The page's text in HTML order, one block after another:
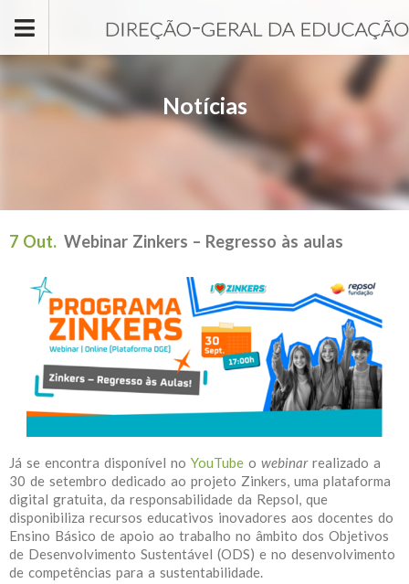
Notícias
7 Out. Webinar Zinkers – Regresso às aulas
Já se encontra disponível no YouTube o webinarrealizado a
30 de setembro dedicado ao projeto Zinkers, uma plataforma
digital gratuita, da responsabilidade da Repsol, que
disponibiliza recursos educativos inovadores aos docentes do
Ensino Básico de apoio ao trabalho no âmbito dos Objetivos
de Desenvolvimento Sustentável (ODS) e no desenvolvimento
de competências para a sustentabilidade.